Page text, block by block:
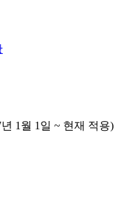
1월 1일 ~ 현재 적용)